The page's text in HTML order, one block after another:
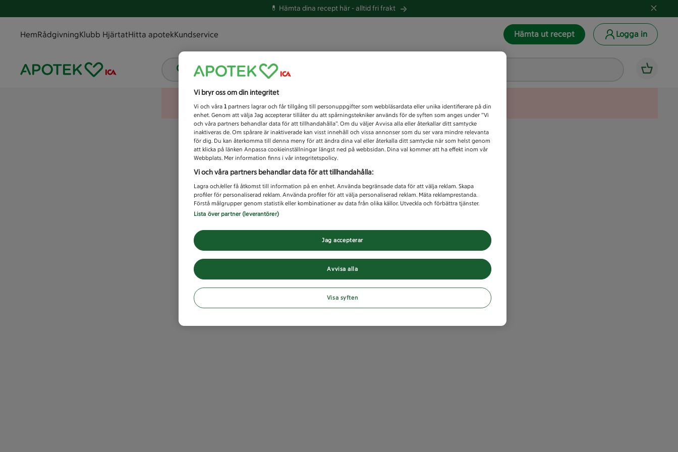
💊 Hämta dina recept här -alltid fri frakt
HemRådgivningKlubb HjärtatHitta apotekKundservice Hämta ut recept Logga in
Vad letar du efter idag?
Unknown error
Vi bryr oss om din integritet
Vi och våra 1 partners lagrar och får tillgång till personuppgifter som webbläsardata eller unika identifierare på din
enhet. Genom att välja Jag accepterar tillåter du att spårningstekniker används för de syften som anges under ”Vi
och våra partners behandlar data för att tillhandahålla”. Om du väljer Avvisa alla eller återkallar ditt samtycke
inaktiveras de. Om spårare är inaktiverade kan visst innehåll och vissa annonser som du ser vara mindre relevanta
för dig. Du kan återkomma till denna meny för att ändra dina val eller återkalla ditt samtycke när som helst genom
att klicka på länken Anpassa cookieinställningar längst ned på webbsidan. Dina val kommer att ha effekt inom vår
Webbplats. Mer information finns i vår integritetspolicy.
Vi och våra partners behandlar data för att tillhandahålla:
Lagra och/eller få åtkomst till information på en enhet. Använda begränsade data för att välja reklam. Skapa
profiler för personaliserad reklam. Använda profiler för att välja personaliserad reklam. Mäta reklamprestanda.
Förstå målgrupper genom statistik eller kombinationer av data från olika källor. Utveckla och förbättra tjänster.
Lista över partner (leverantörer)
Avvisa alla
Jag accepterar
Visa syften